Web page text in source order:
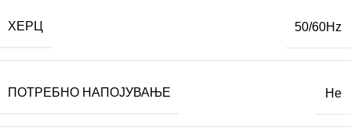
ХЕРЦ 50/60Hz
ПОТРЕБНО НАПОЈУВАЊЕ Не